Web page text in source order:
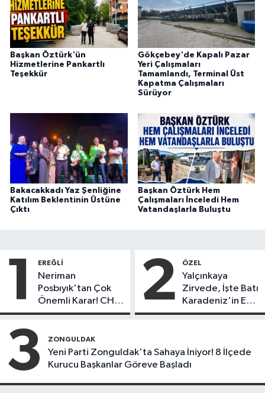
Başkan Öztürk'ün
Hizmetlerine Pankartlı
Teşekkür
Gökçebey'de Kapalı Pazar
Yeri Çalışmaları
Tamamlandı, Terminal Üst
Kapatma Çalışmaları
Sürüyor
Bakacakkadı Yaz Şenliğine
Katılım Beklentinin Üstüne
Çıktı
Başkan Öztürk Hem
Çalışmaları İnceledi Hem
Vatandaşlarla Buluştu
1 EREĞLI
Neriman
Posbıyık'tan Çok
Önemli Karar! CHP
mi Yeni Parti mi?
2 ÖZEL
Yalçınkaya
Zirvede, İşte Batı
Karadeniz'in En
Başarılı Belediye
3 ZONGULDAK
Yeni Parti Zonguldak'ta Sahaya İniyor! 8 İlçede
Kurucu Başkanlar Göreve Başladı